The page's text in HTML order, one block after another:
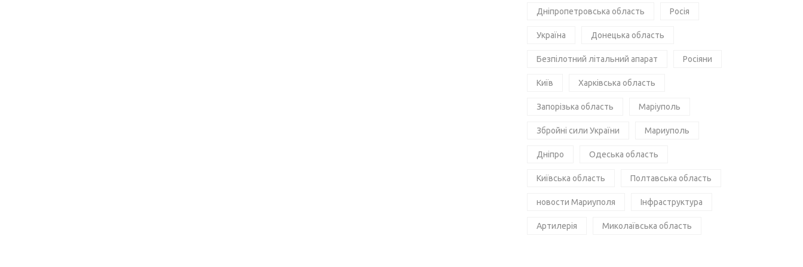
Дніпропетровська область Росія
Україна Донецька область
Безпілотний літальний апарат Росіяни
Київ Харківська область
Запорізька область Маріуполь
Збройні сили України Мариуполь
Дніпро Одеська область
Київська область Полтавська область
новости Мариуполя Інфраструктура
Артилерія Миколаївська область